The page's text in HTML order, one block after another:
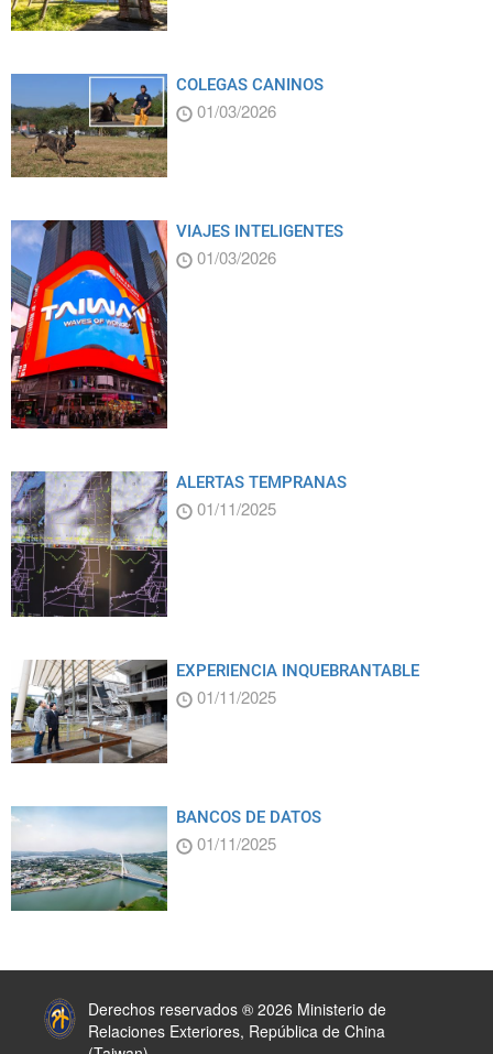
COLEGAS CANINOS
01/03/2026
VIAJES INTELIGENTES
01/03/2026
ALERTAS TEMPRANAS
01/11/2025
EXPERIENCIA INQUEBRANTABLE
01/11/2025
BANCOS DE DATOS
01/11/2025
Derechos reservados ® 2026 Ministerio de
Relaciones Exteriores, República de China